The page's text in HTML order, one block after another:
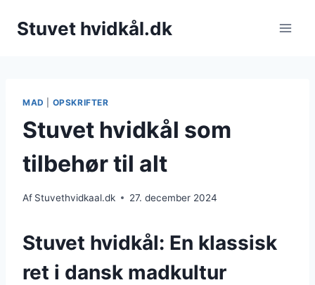
Stuvet hvidkål.dk
MAD OPSKRIFTER
Stuvet hvidkål som
tilbehør til alt
Af Stuvethvidkaal.dk 27. december 2024
Stuvet hvidkål: En klassisk
ret i dansk madkultur